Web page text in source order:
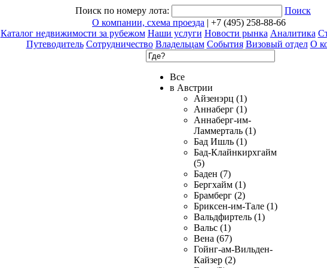
Поиск по номеру лота:
Поиск
О компании, схема проезда | +7 (495) 258-88-66
Каталог недвижимости за рубежом Наши услуги Новости рынка Аналитика
Путеводитель Сотрудничество Владельцам События Визовый отдел О
Все
в Австрии
Айзенэрц (1)
Аннаберг (1)
Аннаберг-им-
Ламмерталь (1)
Бад Ишль (1)
Бад-Клайнкирхгайм
(5)
Баден (7)
Бергхайм (1)
Брамберг (2)
Бриксен-им-Тале (1)
Вальдфиртель (1)
Вальс (1)
Вена (67)
Гойнг-ам-Вильден-
Кайзер (2)